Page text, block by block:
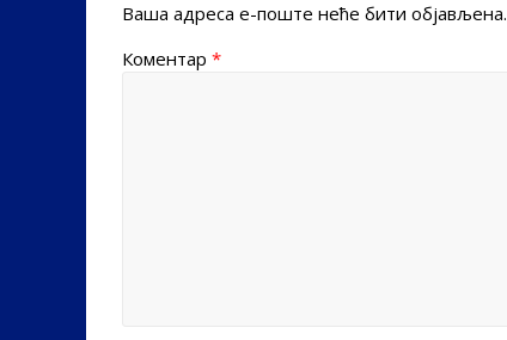
Ваша адреса е-поште неће бити објављена.
Коментар *